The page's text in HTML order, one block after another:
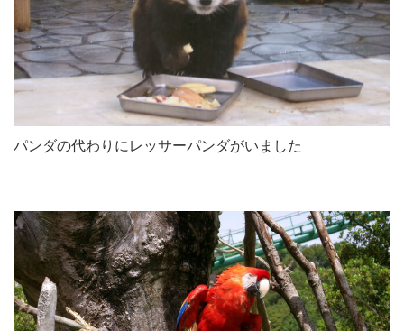
パンダの代わりにレッサーパンダがいました